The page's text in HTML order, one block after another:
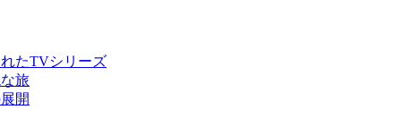
たTVシリーズ
旅
開